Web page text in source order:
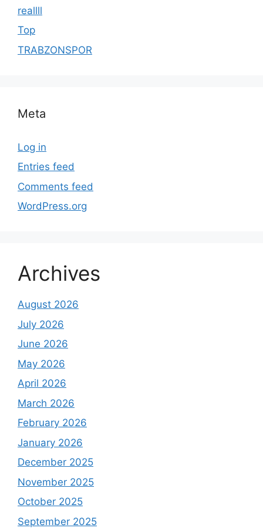
reallll
Top
TRABZONSPOR
Meta
Log in
Entries feed
Comments feed
WordPress.org
Archives
August 2026
July 2026
June 2026
May 2026
April 2026
March 2026
February 2026
January 2026
December 2025
November 2025
October 2025
September 2025